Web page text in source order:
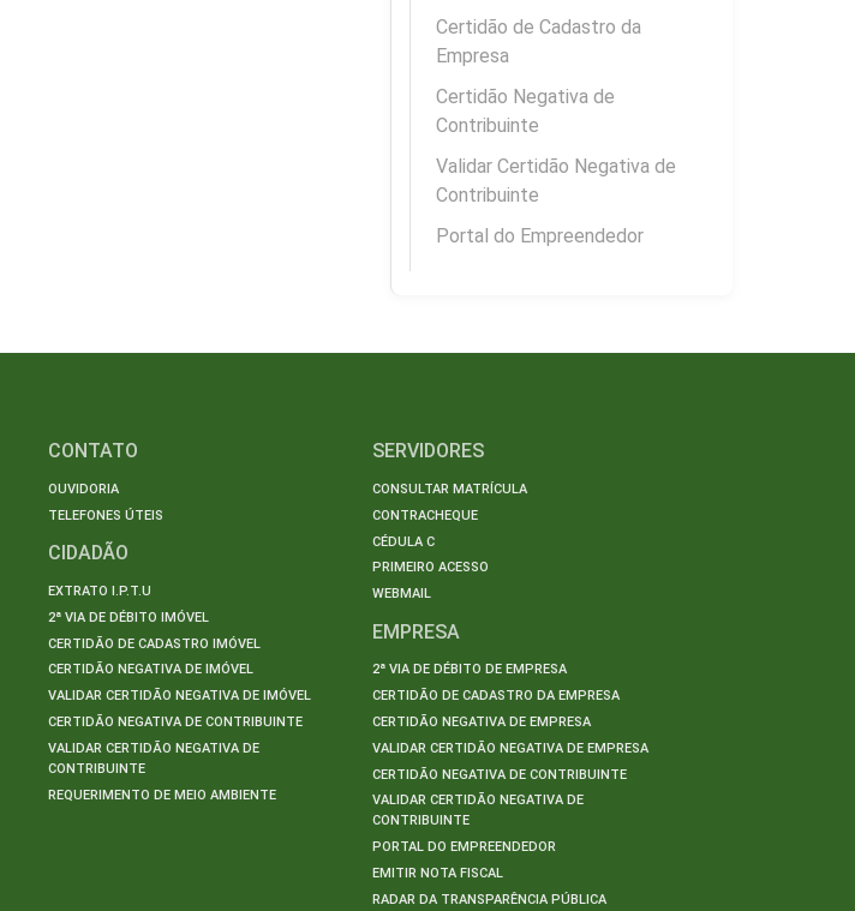
Certidão de Cadastro da
Empresa
Certidão Negativa de
Contribuinte
Validar Certidão Negativa de
Contribuinte
Portal do Empreendedor
CONTATO
OUVIDORIA
TELEFONES ÚTEIS
CIDADÃO
EXTRATO I.P.T.U
2ª VIA DE DÉBITO IMÓVEL
CERTIDÃO DE CADASTRO IMÓVEL
CERTIDÃO NEGATIVA DE IMÓVEL
VALIDAR CERTIDÃO NEGATIVA DE IMÓVEL
CERTIDÃO NEGATIVA DE CONTRIBUINTE
VALIDAR CERTIDÃO NEGATIVA DE
CONTRIBUINTE
REQUERIMENTO DE MEIO AMBIENTE
SERVIDORES
CONSULTAR MATRÍCULA
CONTRACHEQUE
CÉDULA C
PRIMEIRO ACESSO
WEBMAIL
EMPRESA
2ª VIA DE DÉBITO DE EMPRESA
CERTIDÃO DE CADASTRO DA EMPRESA
CERTIDÃO NEGATIVA DE EMPRESA
VALIDAR CERTIDÃO NEGATIVA DE EMPRESA
CERTIDÃO NEGATIVA DE CONTRIBUINTE
VALIDAR CERTIDÃO NEGATIVA DE
CONTRIBUINTE
PORTAL DO EMPREENDEDOR
EMITIR NOTA FISCAL
RADAR DA TRANSPARÊNCIA PÚBLICA